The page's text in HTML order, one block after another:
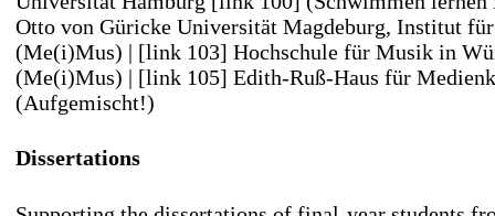
Otto von Güricke Universität Magdeburg, Institut
(Me(i)Mus) | [link 103] Hochschule für Musik in
(Me(i)Mus) | [link 105] Edith-Ruß-Haus für
(Aufgemischt!)
Dissertations